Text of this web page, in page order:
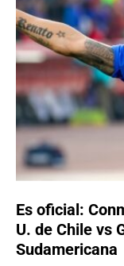
Es oficial:
U. de Chile vs
Sudamericana